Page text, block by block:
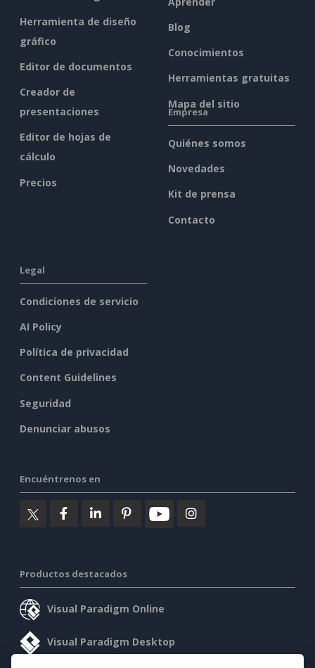
Herramienta de diseño
gráfico
Editor de documentos
Creador de
presentaciones
Editor de hojas de
cálculo
Precios
Blog
Conocimientos
Herramientas gratuitas
Mapa del sitio
Empresa
Quiénes somos
Novedades
Kit de prensa
Contacto
Legal
Condiciones de servicio
AI Policy
Política de privacidad
Content Guidelines
Seguridad
Denunciar abusos
Encuéntrenos en
Productos destacados
Visual Paradigm Online
Visual Paradigm Desktop